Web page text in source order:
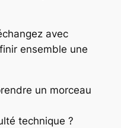
avec
ensemble une
un morceau
technique ?